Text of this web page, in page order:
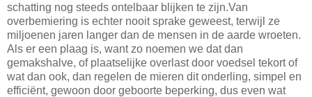
schatting nog steeds ontelbaar blijken te zijn.Van
overbemiering is echter nooit sprake geweest, terwijl ze
miljoenen jaren langer dan de mensen in de aarde wroeten.
Als er een plaag is, want zo noemen we dat dan
gemakshalve, of plaatselijke overlast door voedsel tekort of
wat dan ook, dan regelen de mieren dit onderling, simpel en
efficiënt, gewoon door geboorte beperking, dus even wat